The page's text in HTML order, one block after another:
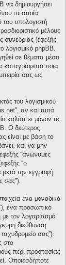
να δημιουργήσει
τα οποία
υπολογιστή
μέλους
συνεδρίας (εφεξής
λογισμικό phpBB.
σε θέματα μέσα
καταγράφεται ποια
σας ως
του λογισμικού
αν και αυτά
καλύπτει μόνον τις
Ο δεύτερος
είναι με βάση το
και να μην
“ανώνυμες
“ο
μετά την εγγραφή
σας”).
ένα μοναδικά
ένα προσωπικό
με τον λογαριασμό
διεύθυνση
σας”).
στο
περί προστασίας
Οποιεσδήποτε